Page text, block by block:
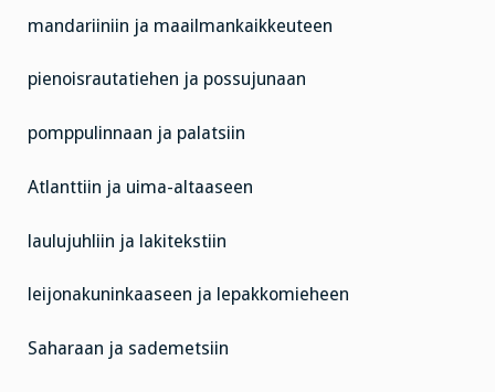
mandariiniin ja maailmankaikkeuteen
pienoisrautatiehen ja possujunaan
pomppulinnaan ja palatsiin
Atlanttiin ja uima-altaaseen
laulujuhliin ja lakitekstiin
leijonakuninkaaseen ja lepakkomieheen
Saharaan ja sademetsiin